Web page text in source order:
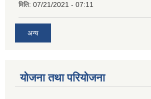
मिति: 07/21/2021 - 07:11
अन्य
योजना तथा परियोजना